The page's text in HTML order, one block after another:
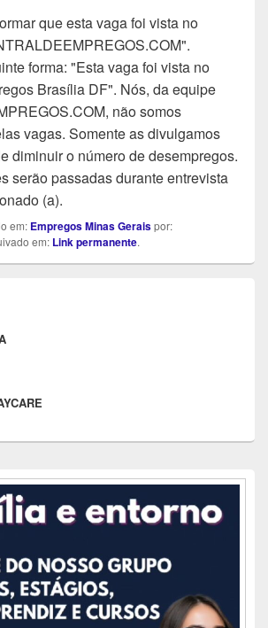
que esta vaga foi vista no
forma: "Esta vaga foi vista no
Brasília DF". Nós, da equipe
não somos
vagas. Somente as divulgamos
diminuir o número de desempregos.
serão passadas durante entrevista
(a).
em: Empregos Minas Geraispor:
em: Link permanente.